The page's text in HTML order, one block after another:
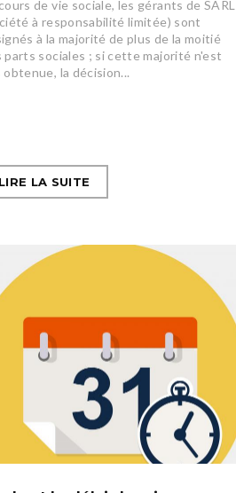
de vie sociale, les gérants de SARL
à responsabilité limitée) sont
à la majorité de plus de la moitié
parts sociales ; si cette majorité n'est
obtenue, la décision...
LIRE LA SUITE